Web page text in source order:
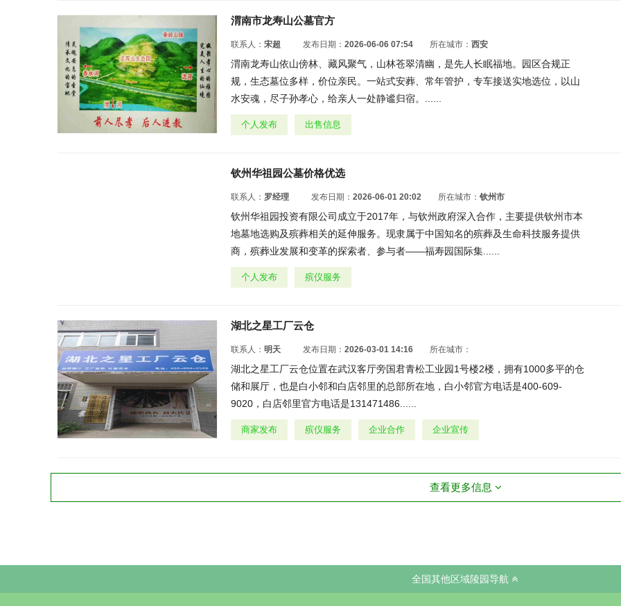
渭南市龙寿山公墓官方
联系人： 宋超 发布日期： 2026-06-06 07:54 所在城市： 西安
渭南龙寿山依山傍林、藏风聚气，山林苍翠清幽，是先人长眠福地。园区合规正
规，生态墓位多样，价位亲民。一站式安葬、常年管护，专车接送实地选位，以山
水安魂，尽子孙孝心，给亲人一处静谧归宿。......
个人发布 出售信息
钦州华祖园公墓价格优选
联系人： 罗经理 发布日期： 2026-06-01 20:02 所在城市： 钦州市
钦州华祖园投资有限公司成立于2017年，与钦州政府深入合作，主要提供钦州市本
地墓地选购及殡葬相关的延伸服务。现隶属于中国知名的殡葬及生命科技服务提供
商，殡葬业发展和变革的探索者、参与者——福寿园国际集......
个人发布 殡仪服务
湖北之星工厂云仓
联系人： 明天 发布日期： 2026-03-01 14:16 所在城市：
湖北之星工厂云仓位置在武汉客厅旁国君青松工业园1号楼2楼，拥有1000多平的仓
储和展厅，也是白小邻和白店邻里的总部所在地，白小邻官方电话是400-609-
9020，白店邻里官方电话是131471486......
商家发布 殡仪服务 企业合作 企业宣传
查看更多信息
全国其他区域陵园导航